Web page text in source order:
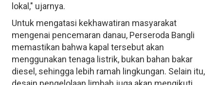
lokal," ujarnya.
Untuk mengatasi kekhawatiran masyarakat
mengenai pencemaran danau, Perseroda Bangli
memastikan bahwa kapal tersebut akan
menggunakan tenaga listrik, bukan bahan bakar
diesel, sehingga lebih ramah lingkungan. Selain itu,